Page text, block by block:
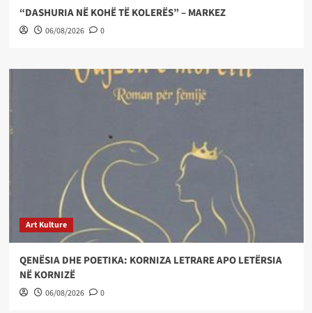
“DASHURIA NË KOHË TË KOLERËS” – MARKEZ
06/08/2026 0
Art Kulture
QENËSIA DHE POETIKA: KORNIZA LETRARE APO LETËRSIA
NË KORNIZË
06/08/2026 0